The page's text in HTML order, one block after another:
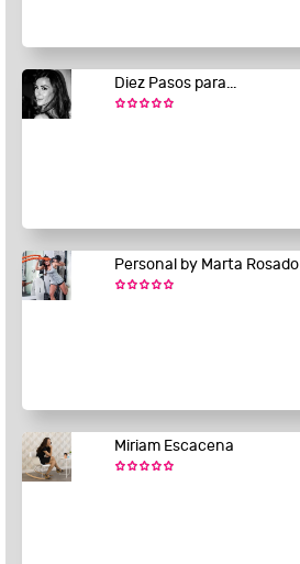
Diez Pasos para...
Personal by Marta Rosado
Miriam Escacena